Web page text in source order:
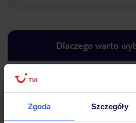
Zgoda Szczegóły
Dlaczego warto
podróży